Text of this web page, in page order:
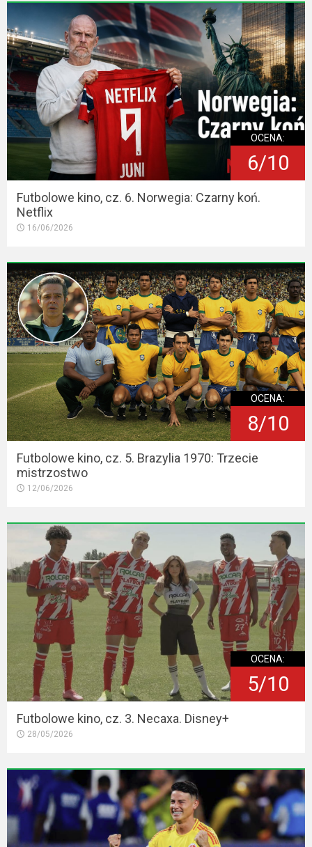
OCENA:
6/10
Futbolowe kino, cz. 6. Norwegia: Czarny koń.
Netflix
16/06/2026
OCENA:
8/10
Futbolowe kino, cz. 5. Brazylia 1970: Trzecie
mistrzostwo
12/06/2026
OCENA:
5/10
Futbolowe kino, cz. 3. Necaxa. Disney+
28/05/2026